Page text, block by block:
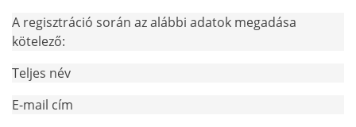
A regisztráció során az alábbi adatok megadása
kötelező:
Teljes név
E-mail cím